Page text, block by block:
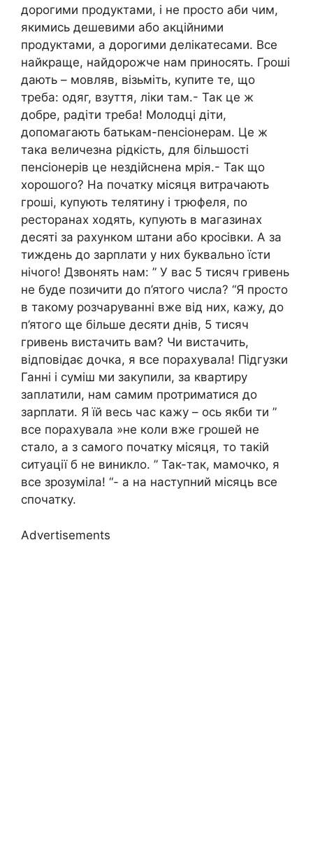
дорогими продуктами, і не просто аби чим,
якимись дешевими або акційними
продуктами, а дорогими делікатесами. Все
найкраще, найдорожче нам приносять. Гроші
дають – мовляв, візьміть, купите те, що
треба: одяг, взуття, ліки там.- Так це ж
добре, радіти треба! Молодці діти,
допомагають батькам-пенсіонерам. Це ж
така величезна рідкість, для більшості
пенсіонерів це нездійснена мрія.- Так що
хорошого? На початку місяця витрачають
гроші, купують телятину і трюфеля, по
ресторанах ходять, купують в магазинах
десяті за рахунком штани або кросівки. А за
тиждень до зарплати у них буквально їсти
нічого! Дзвонять нам: ” У вас 5 тисяч гривень
не буде позичити до п’ятого числа? “Я просто
в такому розчаруванні вже від них, кажу, до
п’ятого ще більше десяти днів, 5 тисяч
гривень вистачить вам? Чи вистачить,
відповідає дочка, я все порахувала! Підгузки
Ганні і суміш ми закупили, за квартиру
заплатили, нам самим протриматися до
зарплати. Я їй весь час кажу – ось якби ти ”
все порахувала »не коли вже грошей не
стало, а з самого початку місяця, то такій
ситуації б не виникло. ” Так-так, мамочко, я
все зрозуміла! “- а на наступний місяць все
спочатку.
Advertisements